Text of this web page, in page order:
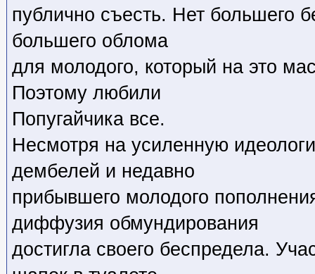
публично съесть. Нет большего
большего облома
для молодого, который на это
Поэтому любили
Попугайчика все.
Несмотря на усиленную
дембелей и недавно
прибывшего молодого
диффузия обмундирования
достигла своего беспредела.